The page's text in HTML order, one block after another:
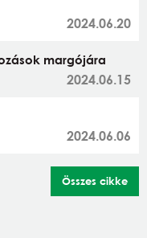
2024.06.20
margójára
2024.06.15
2024.06.06
Összes cikke